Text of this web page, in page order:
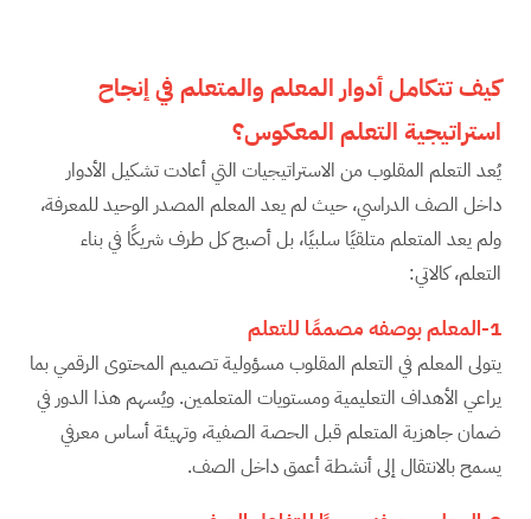
كيف تتكامل أدوار المعلم والمتعلم في إنجاح
استراتيجية التعلم المعكوس؟
يُعد التعلم المقلوب من الاستراتيجيات التي أعادت تشكيل الأدوار
داخل الصف الدراسي، حيث لم يعد المعلم المصدر الوحيد للمعرفة،
ولم يعد المتعلم متلقيًا سلبيًا، بل أصبح كل طرف شريكًا في بناء
التعلم، كالاتي:
1-المعلم بوصفه مصممًا للتعلم
يتولى المعلم في التعلم المقلوب مسؤولية تصميم المحتوى الرقمي بما
يراعي الأهداف التعليمية ومستويات المتعلمين. ويُسهم هذا الدور في
ضمان جاهزية المتعلم قبل الحصة الصفية، وتهيئة أساس معرفي
يسمح بالانتقال إلى أنشطة أعمق داخل الصف.